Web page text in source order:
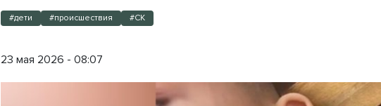
#дети #происшествия #СК
23 мая 2026 - 08:07